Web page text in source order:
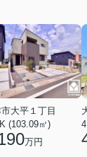
大平１丁目
(103.09㎡)
万円